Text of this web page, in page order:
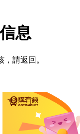
息
請返回。